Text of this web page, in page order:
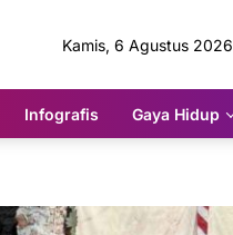
Kamis, 6 Agustus 2026
Infografis Gaya Hidup